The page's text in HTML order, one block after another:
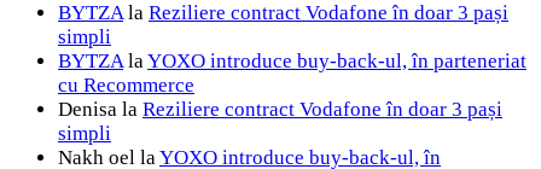
BYTZAla Reziliere contract Vodafone în doar 3 pași
simpli
BYTZAlaYOXO introduce buy-back-ul, în parteneriat
cu Recommerce
Denisa la Reziliere contract Vodafone în doar 3 pași
simpli
Nakh oel laYOXO introduce buy-back-ul, în